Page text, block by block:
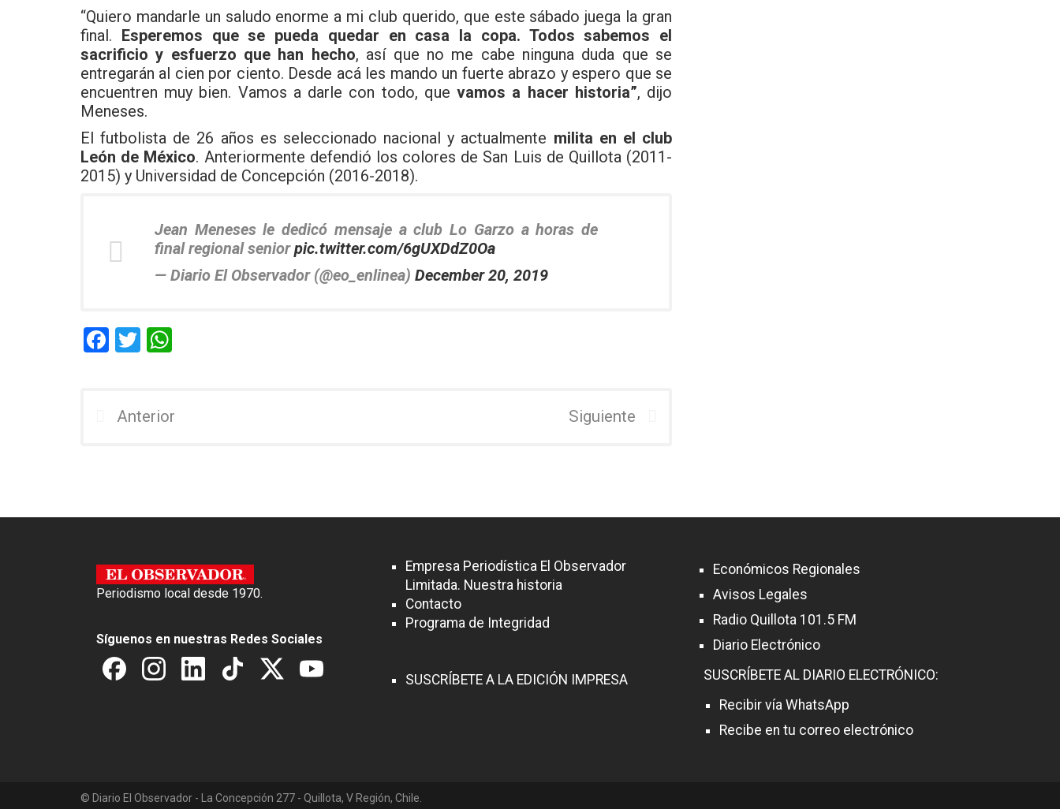
“Quiero mandarle un saludo enorme a mi club querido, que este sábado juega la gran
final. Esperemos que se pueda quedar en casa la copa. Todos sabemos el
sacrificio y esfuerzo que han hecho, así que no me cabe ninguna duda que se
entregarán al cien por ciento. Desde acá les mando un fuerte abrazo y espero que se
encuentren muy bien. Vamos a darle con todo, quevamos a hacer historia”, dijo
Meneses.
El futbolista de 26 años es seleccionado nacional y actualmente milita en el club
León de México. Anteriormente defendió los colores de San Luis de Quillota (2011-
2015) y Universidad de Concepción (2016-2018).
Jean Meneses le dedicó mensaje a club Lo Garzo a horas de
final regional seniorpic.twitter.com/6gUXDdZ0Oa
— Diario El Observador (@eo_enlinea) December 20, 2019
F
b
T
er s
Anterior Siguiente
Periodismo local desde 1970.
Síguenos en nuestras Redes Sociales
Empresa Periodística El Observador
Limitada. Nuestra historia
Contacto
Programa de Integridad
SUSCRÍBETE A LA EDICIÓN IMPRESA
Económicos Regionales
Avisos Legales
Radio Quillota 101.5 FM
Diario Electrónico
SUSCRÍBETE AL DIARIO ELECTRÓNICO:
Recibir vía WhatsApp
Recibe en tu correo electrónico
© Diario El Observador - La Concepción 277 - Quillota, V Región, Chile.